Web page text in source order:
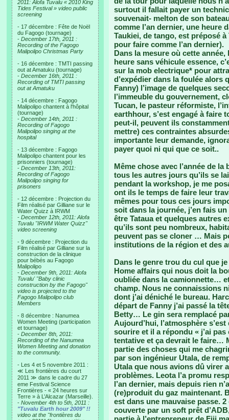
2011: Alofa Tuvalu « 2010 King
Tides Festival » video public
screening
- 17 décembre : Fête de Noël
du Fagogo (tournage)
- December 17th, 2011 :
Recording of the Fagogo
Malipolipo Christmas Party
- 16 décembre : TMTI passing
out at Amatuku (tournage)
- December 16th, 2011 :
Recording of TMTI passing
out at Amatuku
- 14 décembre : Fagogo
Malipolipo chantent à l'hôpital
(tournage)
- December 14th, 2011 :
Recording of Fagogo
Malipolipo singing at the
hospital
- 13 décembre : Fagogo
Malipolipo chantent pour les
prisonniers (tournage)
- December 13th, 2011:
Recording of Fagogo
Malipolipo singing for
prisoners
- 12 décembre : Projection du
Film réalisé par Gilliane sur le
Water Quizz à IRWM
- December 12th, 2011: Alofa
Tuvalu "IRWM Water Quizz"
video screening
- 9 décembre : Projection du
Film réalisé par Gilliane sur la
construction de la clinique
pour bébés au Fagogo
Malipolipo
- December 9th, 2011: Alofa
Tuvalu' "Baby clinic
construction by the Fagogo"
video is projected to the
Fagogo Malipolipo club
Members
- 8 décembre : Nanumea
Women Meeting (participation
et tournage)
- December 8th, 2011:
Recording of the Nanumea
Women Meeting and donation
to the community.
- Les 4 et 5 novembre 2011 :
≪ Les frontières du court
2011 ≫ dans le cadre du 27
eme Festival Science
Frontières - « 24 heures sur
Terre » à L’Alcazar (Marseille).
- November 4th to 5th, 2011 :
"Tuvalu Earth hour 2009" !!
video at the "frontières du
surtout il fallait payer un
souvenait- melton de son
comme l’an dernier, une heure
Taukiei, de tango, est préposé
pour faire comme l’an dernier).
Dans la mesure où cette
heure sans véhicule essence,
sur la mob electrique* pour
d’expédier dans la foulée alors
Fanny) l’image de quelques
l’immeuble du gouvernement,
Tucan, le pasteur réformiste,
earthhour, s’est engagé à faire
peut-il, peuvent ils
mettre) ces contraintes
importante leur demande,
payer quoi ni qui que ce soit..
Même chose avec l’année de
tous les autres jours qu’ils se
pendant la workshop, je me
ont ils le temps de faire leur
mêmes pour tous ces jours
soit dans la journée, j’en fais
être Tataua et quelques autres
qu’ils sont peu nombreux,
peuvent pas se cloner … Mais
institutions de la région et des
Dans le genre trou du cul que
Home affairs qui nous doit la
oubliée dans la camionnette…
champ. Nous ne connaissions
dont j’ai déniché le bureau.
départ de Fanny j’ai passé la
Betty… Le gin sera remplacé
Aujourd’hui, l’atmosphère
sourire et il a répondu « j’ai
tentative et ça devrait le faire…
partie des choses qui me
par son ingénieur Utala, de
Utala que nous avions dû virer
problèmes. Leota l’a promu
l’an dernier, mais depuis rien
(re)produit du gaz maintenant.
est dans une mauvaise passe.
couverte par un soft prêt